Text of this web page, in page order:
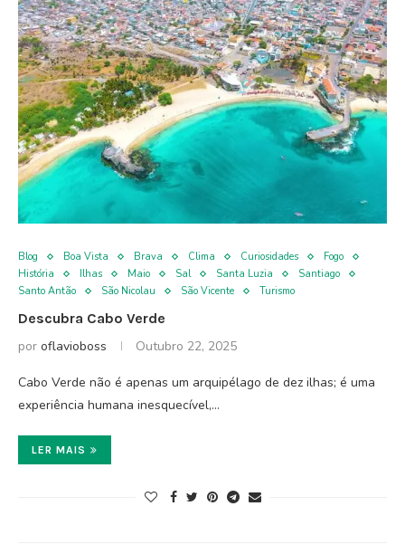
Blog Boa Vista Brava Clima Curiosidades
Fogo
História
Ilhas Maio Sal Santa Luzia
Santiago
Santo Antão
São Nicolau São Vicente Turismo
Descubra Cabo Verde
por oflavioboss Outubro 22, 2025
Cabo Verde não é apenas um arquipélago de dez ilhas; é uma
experiência humana inesquecível,…
LER MAIS